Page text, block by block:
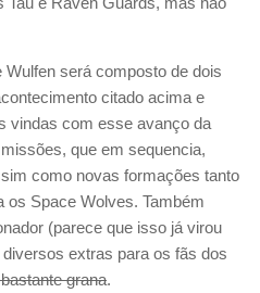
será composto de dois
citado acima e
vindas com esse avanço da
que em sequencia,
como novas formações tanto
os Space Wolves. Também
(parece que isso já virou
extras para os fãs dos
grana.